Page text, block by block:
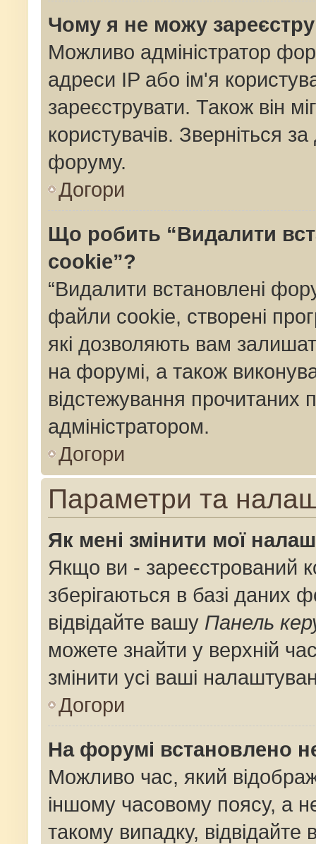
Чому я не можу
Можливо адміністратор
адреси IP або ім'я
зареєструвати. Також він
користувачів. Зверніться
форуму.
Догори
Що робить “Видалити
cookie”?
“Видалити встановлені
файли cookie, створені
які дозволяють вам
на форумі, а також
відстежування прочитаних
адміністратором.
Догори
Параметри та
Як мені змінити мої
Якщо ви - зареєстрований
зберігаються в базі даних
відвідайте вашу Панель
можете знайти у верхній
змінити усі ваші
Догори
На форумі встановлено
Можливо час, який
іншому часовому поясу, а
такому випадку,